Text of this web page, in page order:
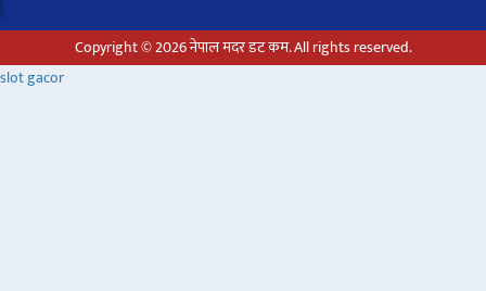
Copyright © 2026 नेपाल मदर डट कम. All rights reserved.
slot gacor